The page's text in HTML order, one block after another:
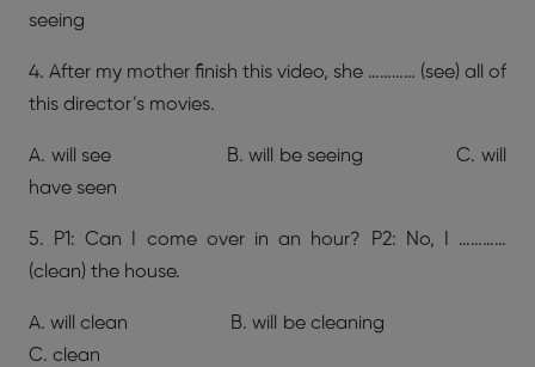
seeing
4. After my mother finish this video, she ………… (see) all of
this director’s movies.
A. will see B. will be seeing C. will
have seen
5. P1: Can I come over in an hour? P2: No, I …………
(clean) the house.
A. will clean B. will be cleaning
C. clean